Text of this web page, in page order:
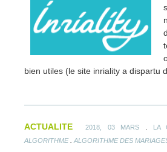
bien utiles (le site inriality a dispartu
ACTUALITE 2018, 03 MARS LA
ALGORITHME. ALGORITHME DES